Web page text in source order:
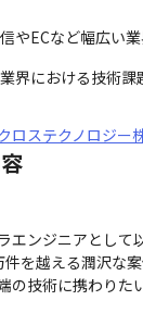
やECなど幅広い
界における技術課
ロステクノロジー
エンジニアとし
件を越える潤沢な
の技術に携わり